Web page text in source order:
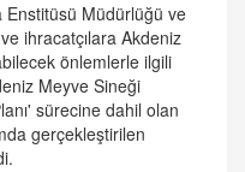
Enstitüsü Müdürlüğü ve
ihracatçılara Akdeniz
önlemlerle ilgili
Meyve Sineği
sürecine dahil olan
gerçekleştirilen